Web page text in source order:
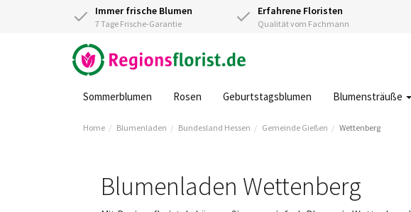
Immer frische Blumen
7 Tage Frische-Garantie
Erfahrene Floristen
Qualität vom Fachmann
Sommerblumen Rosen Geburtstagsblumen Blumensträuße
Home Blumenladen Bundesland Hessen Gemeinde Gießen Wettenberg
Blumenladen Wettenberg